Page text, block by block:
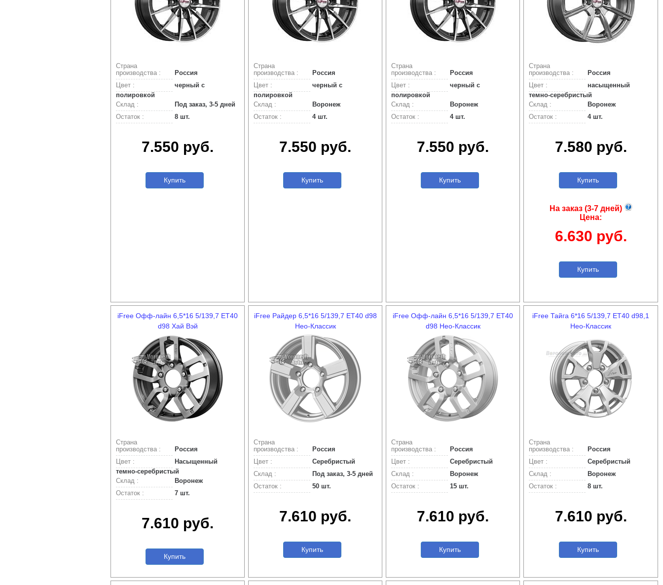
Страна
производства :
Россия
Цвет :
черный с
полировкой
Склад :
Под заказ, 3-5 дней
Остаток :
8 шт.
7.550 руб.
Купить
Страна
производства :
Россия
Цвет :
черный с
полировкой
Склад :
Воронеж
Остаток :
4 шт.
7.550 руб.
Купить
Страна
производства :
Россия
Цвет :
черный с
полировкой
Склад :
Воронеж
Остаток :
4 шт.
7.550 руб.
Купить
Страна
производства :
Россия
Цвет :
насыщенный
темно-серебристый
Склад :
Воронеж
Остаток :
4 шт.
7.580 руб.
Купить
На заказ (3-7 дней)
Цена:
6.630 руб.
Купить
iFree Офф-лайн 6,5*16 5/139,7 ET40
d98 Хай Вэй
Страна
производства :
Россия
Цвет :
Насыщенный
темно-серебристый
Склад :
Воронеж
Остаток :
7 шт.
7.610 руб.
Купить
iFree Райдер 6,5*16 5/139,7 ET40 d98
Нео-Классик
Страна
производства :
Россия
Цвет :
Серебристый
Склад :
Под заказ, 3-5 дней
Остаток :
50 шт.
7.610 руб.
Купить
iFree Офф-лайн 6,5*16 5/139,7 ET40
d98 Нео-Классик
Страна
производства :
Россия
Цвет :
Серебристый
Склад :
Воронеж
Остаток :
15 шт.
7.610 руб.
Купить
iFree Тайга 6*16 5/139,7 ET40 d98,1
Нео-Классик
Страна
производства :
Россия
Цвет :
Серебристый
Склад :
Воронеж
Остаток :
8 шт.
7.610 руб.
Купить